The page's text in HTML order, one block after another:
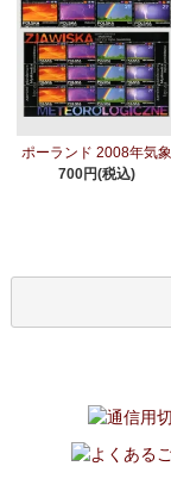
ポーランド 2008年気象
700円(税込)